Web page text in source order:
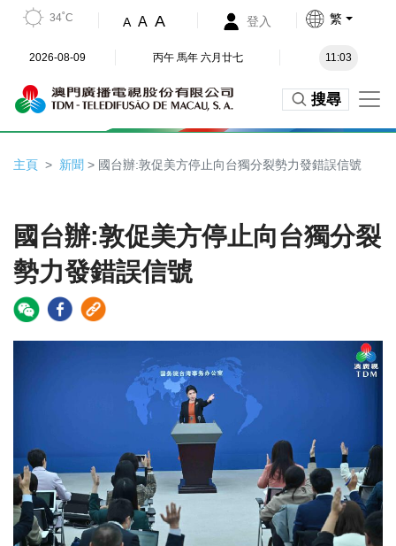
34˚C A A A 登入 繁
2026-08-09 丙午 馬年 六月廿七 11:03
搜尋
主頁 新聞 > 國台辦:敦促美方停止向台獨分裂勢力發錯誤信號
國台辦:敦促美方停止向台獨分裂
勢力發錯誤信號